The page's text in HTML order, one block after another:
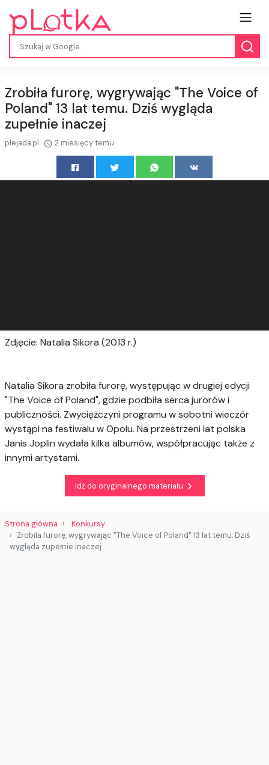
Zrobiła furorę, wygrywając "The Voice of
Poland" 13 lat temu. Dziś wygląda
zupełnie inaczej
plejada.pl 2 miesięcy temu
Zdjęcie: Natalia Sikora (2013 r.)
Natalia Sikora zrobiła furorę, występując w drugiej edycji
"The Voice of Poland", gdzie podbiła serca jurorów i
publiczności. Zwyciężczyni programu w sobotni wieczór
wystąpi na festiwalu w Opolu. Na przestrzeni lat polska
Janis Joplin wydała kilka albumów, współpracując także z
innymi artystami.
Idź do oryginalnego materiału
Strona główna
Konkursy
Zrobiła furorę, wygrywając "The Voice of Poland" 13 lat temu. Dziś
wygląda zupełnie inaczej